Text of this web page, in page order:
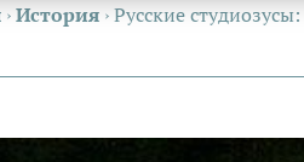
›История ›Русские